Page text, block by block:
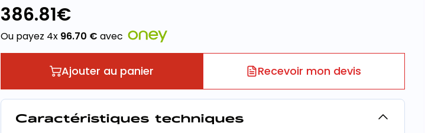
386.81€
Ou payez 4x 96.70 € avec
Ajouter au panier Recevoir mon devis
Caractéristiques techniques